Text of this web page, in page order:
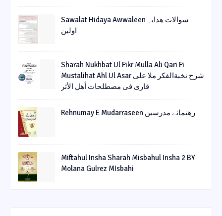
Sawalat Hidaya Awwaleen سوالات ھدایہ
اولین
Sharah Nukhbat Ul Fikr Mulla Ali Qari Fi
Mustalihat Ahl Ul Asar شرح نخبةالفکر ملا علی
قاری فی مصطلحات أھل الأثر
Rehnumay E Mudarraseen رهنمائے مدرسین
Miftahul Insha Sharah Misbahul Insha 2 BY
Molana Gulrez MIsbahi